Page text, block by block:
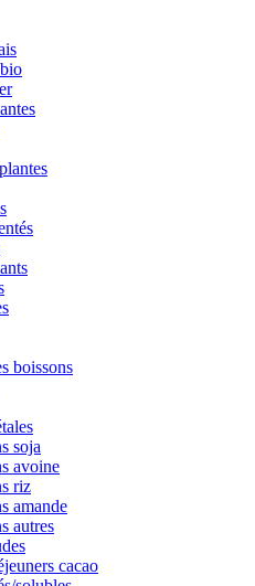
boissons
soja
avoine
riz
amande
autres
cacao